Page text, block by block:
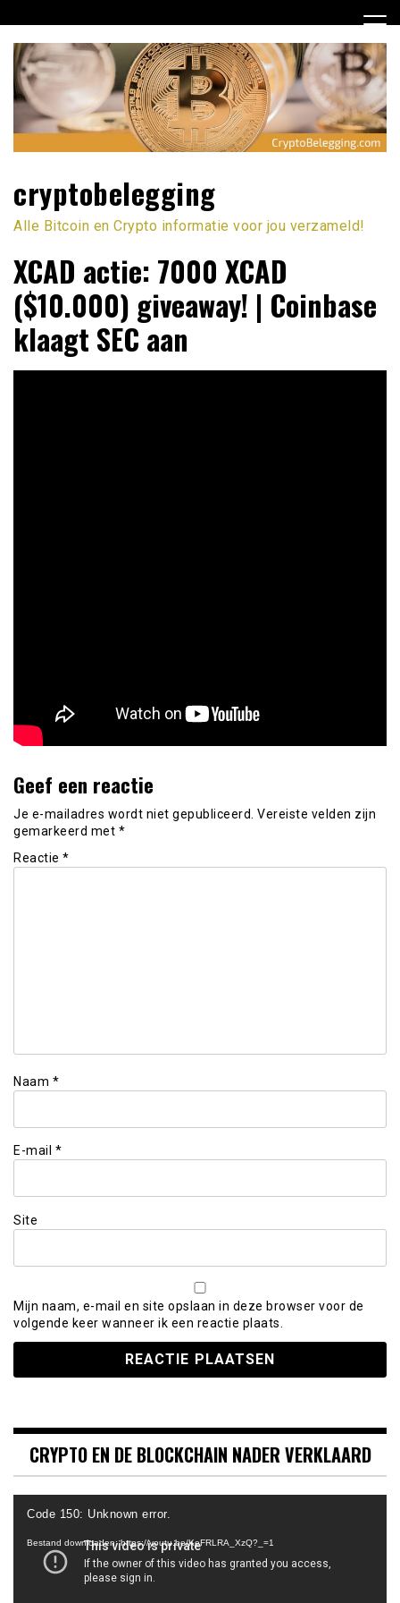
naar
inhoud
cryptobelegging
Alle Bitcoin en Crypto informatie voor jou verzameld!
XCAD actie: 7000 XCAD
($10.000) giveaway! | Coinbase
klaagt SEC aan
Geef een reactie
Je e-mailadres wordt niet gepubliceerd. Vereiste velden zijn
gemarkeerd met *
Reactie *
Naam *
E-mail *
Site
Mijn naam, e-mail en site opslaan in deze browser voor de
volgende keer wanneer ik een reactie plaats.
CRYPTO EN DE BLOCKCHAIN NADER VERKLAARD
Videospeler
Code 150: Unknown error.
Bestand downloaden: https://youtu.be/KeFRLRA_XzQ?_=1